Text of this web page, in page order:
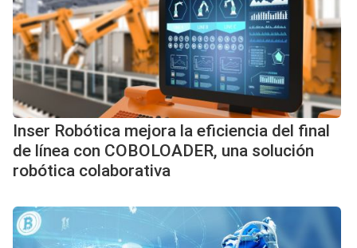
Inser Robótica mejora la eficiencia del final
de línea con COBOLOADER, una solución
robótica colaborativa